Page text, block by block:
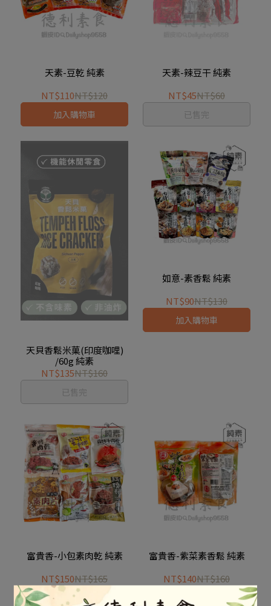
天素-豆乾 純素
NT$110NT$120
加入購物車
天素-辣豆干 純素
NT$45NT$60
已售完
天貝香鬆米菓(印度咖哩)
/60g 純素
NT$135NT$160
已售完
如意-素香鬆 純素
NT$90NT$130
加入購物車
富貴香-小包素肉乾 純素
NT$150NT$165
加入購物車
富貴香-紫菜素香鬆 純素
NT$140NT$160
加入購物車